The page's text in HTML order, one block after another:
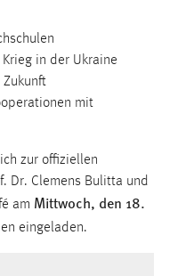
in der Ukraine
Zukunft
mit
zur offiziellen
Dr. Clemens Bulitta und
am Mittwoch, den 18.
eingeladen.
nutzen zu können.
style-
mibew_locale = 3